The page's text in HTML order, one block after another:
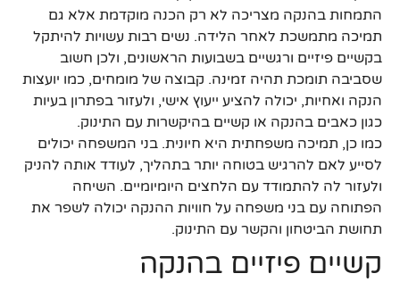
התמחות בהנקה מצריכה לא רק הכנה מוקדמת אלא גם
תמיכה מתמשכת לאחר הלידה. נשים רבות עשויות להיתקל
בקשיים פיזיים ורגשיים בשבועות הראשונים, ולכן חשוב
שסביבה תומכת תהיה זמינה. קבוצה של מומחים, כמו יועצות
הנקה ואחיות, יכולה להציע ייעוץ אישי, ולעזור בפתרון בעיות
כגון כאבים בהנקה או קשיים בהיקשרות עם התינוק.
כמו כן, תמיכה משפחתית היא חיונית. בני המשפחה יכולים
לסייע לאם להרגיש בטוחה יותר בתהליך, לעודד אותה להניק
ולעזור לה להתמודד עם הלחצים היומיומיים. השיחה
הפתוחה עם בני משפחה על חוויות ההנקה יכולה לשפר את
תחושת הביטחון והקשר עם התינוק.
קשיים פיזיים בהנקה